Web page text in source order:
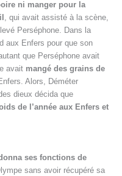
ni manger pour la
, qui avait assisté à la scène,
Perséphone. Dans la
aux Enfers pour que son
que Perséphone avait
avait mangé des grains de
Alors, Déméter
dieux décida que
de l’année aux Enfers et
ses fonctions de
sans avoir récupéré sa